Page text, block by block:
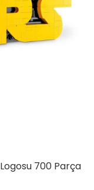
700 Parça